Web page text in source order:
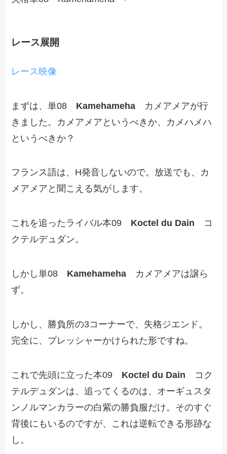
レース展開
レース映像
まずは、単08 Kamehameha カメアメアが行
きました。カメアメアというべきか、カメハメハ
というべきか？
フランス語は、H発音しないので。放送でも、カ
メアメアと聞こえる気がします。
これを追ったライバル本09 Koctel du Dain コ
クテルデュダン。
しかし単08 Kamehameha カメアメアは譲ら
ず。
しかし、勝負所の3コーナーで、失格ジエンド。
完全に、プレッシャーかけられた形ですね。
これで先頭に立った本09 Koctel du Dain コク
テルデュダンは、追ってくるのは、オーギュスタ
ンノルマンカラーの白紫の勝負服だけ。そのすぐ
背後にもいるのですが、これは逆転できる形跡な
し。